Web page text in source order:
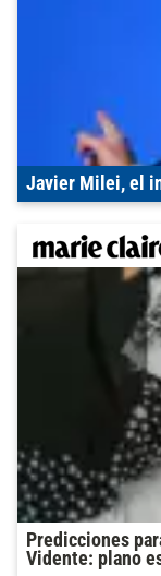
Javier Milei, el
Predicciones
Vidente: plano